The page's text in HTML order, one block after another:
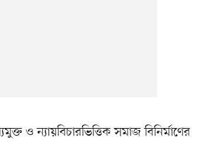
ও ন্যায়বিচারভিত্তিক সমাজ বিনির্মাণের